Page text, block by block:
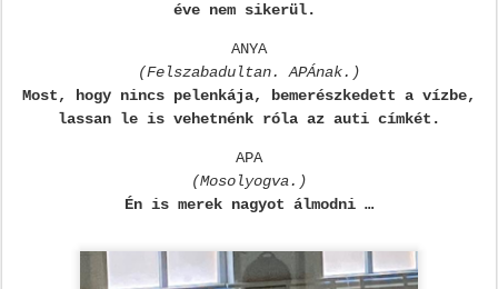
éve nem sikerül.
ANYA
(Felszabadultan. APÁnak.)
Most, hogy nincs pelenkája, bemerészkedett a vízbe,
lassan le is vehetnénk róla az auti címkét.
APA
(Mosolyogva.)
Én is merek nagyot álmodni …